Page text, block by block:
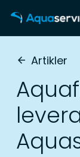
arrow_back Artikler